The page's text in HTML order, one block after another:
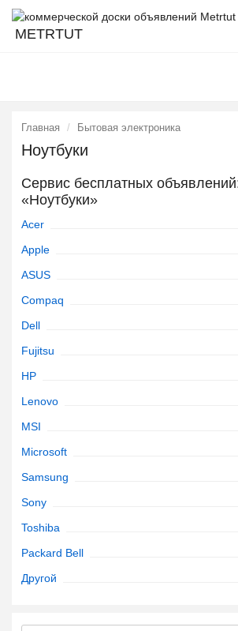
METRTUT
Главная Бытовая электроника
Ноутбуки
Сервис бесплатных
«Ноутбуки»
Acer
Apple
ASUS
Compaq
Dell
Fujitsu
HP
Lenovo
MSI
Microsoft
Samsung
Sony
Toshiba
Packard Bell
Другой